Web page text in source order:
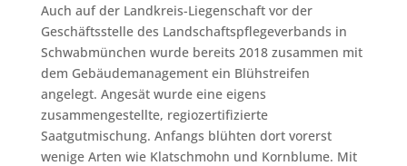
Auch auf der Landkreis-Liegenschaft vor der
Geschäftsstelle des Landschaftspflegeverbands in
Schwabmünchen wurde bereits 2018 zusammen mit
dem Gebäudemanagement ein Blühstreifen
angelegt. Angesät wurde eine eigens
zusammengestellte, regiozertifizierte
Saatgutmischung. Anfangs blühten dort vorerst
wenige Arten wie Klatschmohn und Kornblume. Mit